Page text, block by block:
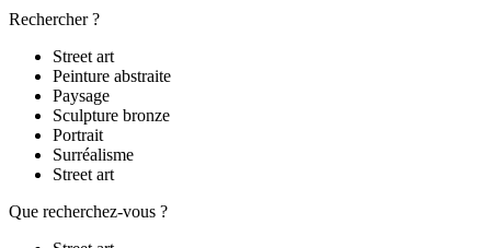
Rechercher ?
Street art
Peinture abstraite
Paysage
Sculpture bronze
Portrait
Surréalisme
Street art
Que recherchez-vous ?